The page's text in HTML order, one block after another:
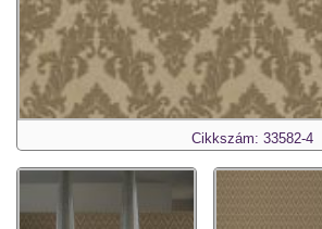
Cikkszám: 33582-4